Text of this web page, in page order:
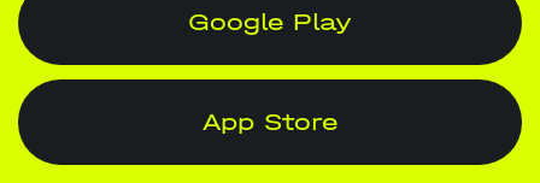
Google Play
App Store